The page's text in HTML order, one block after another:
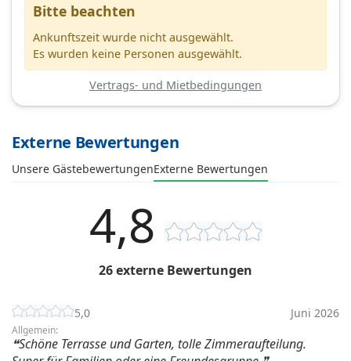
Bitte beachten
Ankunftszeit wurde nicht ausgewählt.
Es wurden keine Personen ausgewählt.
Vertrags- und Mietbedingungen
Externe Bewertungen
Unsere GästebewertungenExterne Bewertungen
4,8
26 externe Bewertungen
5,0 Juni 2026
Allgemein:
Schöne Terrasse und Garten, tolle Zimmeraufteilung.